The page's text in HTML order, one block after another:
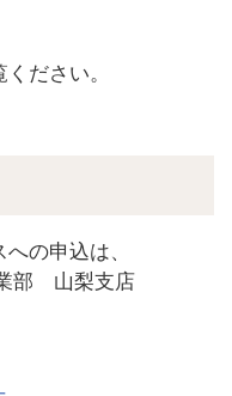
ください。
の申込は、
部 山梨支店